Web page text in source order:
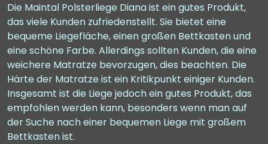
Die Maintal Polsterliege Diana ist ein gutes Produkt,
das viele Kunden zufriedenstellt. Sie bietet eine
bequeme Liegefläche, einen großen Bettkasten und
eine schöne Farbe. Allerdings sollten Kunden, die eine
weichere Matratze bevorzugen, dies beachten. Die
Härte der Matratze ist ein Kritikpunkt einiger Kunden.
Insgesamt ist die Liege jedoch ein gutes Produkt, das
empfohlen werden kann, besonders wenn man auf
der Suche nach einer bequemen Liege mit großem
Bettkasten ist.